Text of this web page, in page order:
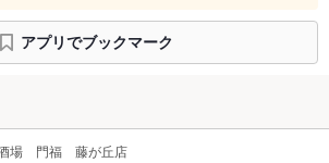
アプリでブックマーク
場 門福 藤が丘店